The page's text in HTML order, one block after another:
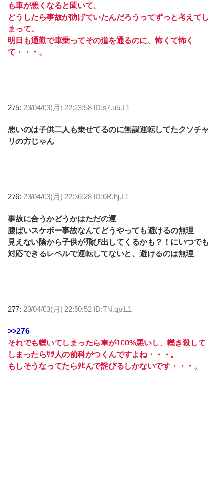
も車が悪くなると聞いて、
どうしたら事故が防げていたんだろうってずっと考えてし
まって。
明日も通勤で車乗ってその道を通るのに、怖くて怖く
て・・・。
275: 23/04/03(月) 22:23:58 ID:s7.u5.L1
悪いのは子供二人も乗せてるのに無謀運転してたクソチャ
リの方じゃん
276: 23/04/03(月) 22:36:28 ID:6R.hj.L1
事故に合うかどうかはただの運
腹ばいスケボー事故なんてどうやっても避けるの無理
見えない陰から子供が飛び出してくるかも？！にいつでも
対応できるレベルで運転してないと、避けるのは無理
277: 23/04/03(月) 22:50:52 ID:TN.qp.L1
>>276
それでも轢いてしまったら車が100%悪いし、轢き殺して
しまったらｻﾂ人の前科がつくんですよね・・・。
もしそうなってたらﾀﾋんで詫びるしかないです・・・。